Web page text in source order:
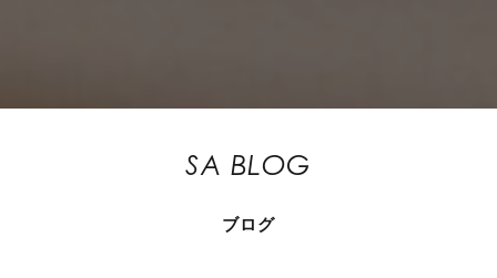
SA BLOG
ブログ